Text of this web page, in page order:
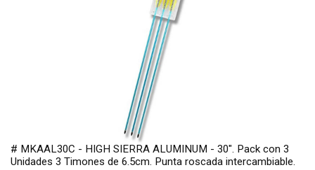
# MKAAL30C - HIGH SIERRA ALUMINUM - 30". Pack con 3
Unidades 3 Timones de 6.5cm. Punta roscada intercambiable.